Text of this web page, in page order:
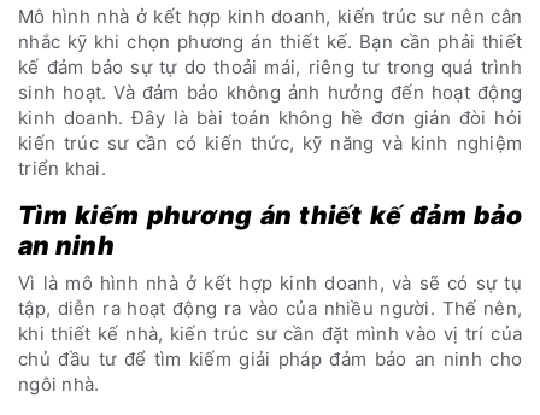
Mô hình nhà ở kết hợp kinh doanh, kiến trúc sư nên cân
nhắc kỹ khi chọn phương án thiết kế. Bạn cần phải thiết
kế đảm bảo sự tự do thoải mái, riêng tư trong quá trình
sinh hoạt. Và đảm bảo không ảnh hưởng đến hoạt động
kinh doanh. Đây là bài toán không hề đơn giản đòi hỏi
kiến trúc sư cần có kiến thức, kỹ năng và kinh nghiệm
triển khai.
Tìm kiếm phương án thiết kế đảm bảo
an ninh
Vì là mô hình nhà ở kết hợp kinh doanh, và sẽ có sự tụ
tập, diễn ra hoạt động ra vào của nhiều người. Thế nên,
khi thiết kế nhà, kiến trúc sư cần đặt mình vào vị trí của
chủ đầu tư để tìm kiếm giải pháp đảm bảo an ninh cho
ngôi nhà.